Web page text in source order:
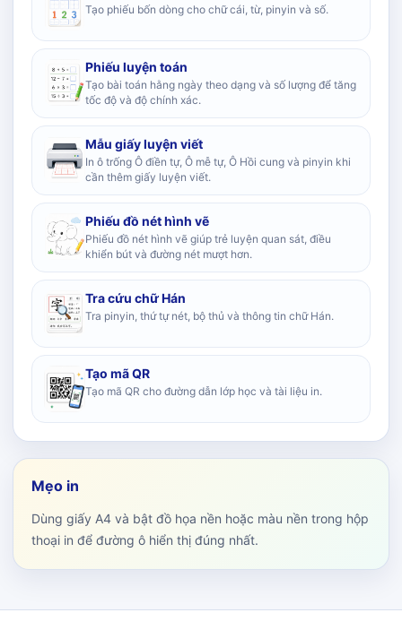
Tạo phiếu bốn dòng cho chữ cái, từ, pinyin và số.
Phiếu luyện toán
Tạo bài toán hằng ngày theo dạng và số lượng để tăng
tốc độ và độ chính xác.
Mẫu giấy luyện viết
In ô trống Ô điền tự, Ô mễ tự, Ô Hồi cung và pinyin khi
cần thêm giấy luyện viết.
Phiếu đồ nét hình vẽ
Phiếu đồ nét hình vẽ giúp trẻ luyện quan sát, điều
khiển bút và đường nét mượt hơn.
Tra cứu chữ Hán
Tra pinyin, thứ tự nét, bộ thủ và thông tin chữ Hán.
Tạo mã QR
Tạo mã QR cho đường dẫn lớp học và tài liệu in.
Mẹo in
Dùng giấy A4 và bật đồ họa nền hoặc màu nền trong hộp
thoại in để đường ô hiển thị đúng nhất.